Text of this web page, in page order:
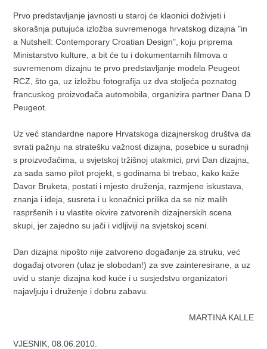
Prvo predstavljanje javnosti u staroj će klaonici doživjeti i
skorašnja putujuća izložba suvremenoga hrvatskog dizajna "in
a Nutshell: Contemporary Croatian Design", koju priprema
Ministarstvo kulture, a bit će tu i dokumentarnih filmova o
suvremenom dizajnu te prvo predstavljanje modela Peugeot
RCZ, što ga, uz izložbu fotografija uz dva stoljeća poznatog
francuskog proizvođača automobila, organizira partner Dana D
Peugeot.
Uz već standardne napore Hrvatskoga dizajnerskog društva da
svrati pažnju na stratešku važnost dizajna, posebice u suradnji
s proizvođačima, u svjetskoj tržišnoj utakmici, prvi Dan dizajna,
za sada samo pilot projekt, s godinama bi trebao, kako kaže
Davor Bruketa, postati i mjesto druženja, razmjene iskustava,
znanja i ideja, susreta i u konačnici prilika da se niz malih
raspršenih i u vlastite okvire zatvorenih dizajnerskih scena
skupi, jer zajedno su jači i vidljiviji na svjetskoj sceni.
Dan dizajna nipošto nije zatvoreno događanje za struku, već
događaj otvoren (ulaz je slobodan!) za sve zainteresirane, a uz
uvid u stanje dizajna kod kuće i u susjedstvu organizatori
najavljuju i druženje i dobru zabavu.
MARTINA KALLE
VJESNIK, 08.06.2010.